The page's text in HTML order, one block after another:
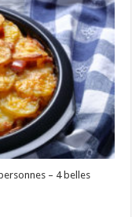
– 4 belles